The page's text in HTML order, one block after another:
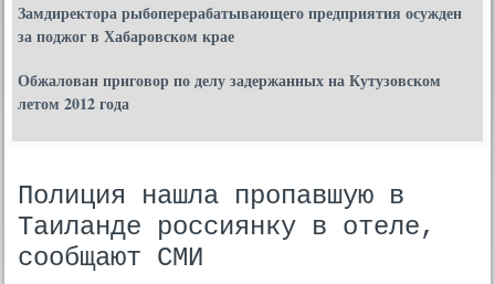
Замдиректора рыбоперерабатывающего предприятия осужден
за поджог в Хабаровском крае
Обжалован приговор по делу задержанных на Кутузовском
летом 2012 года
Полиция нашла пропавшую в
Таиланде россиянку в отеле,
сообщают СМИ